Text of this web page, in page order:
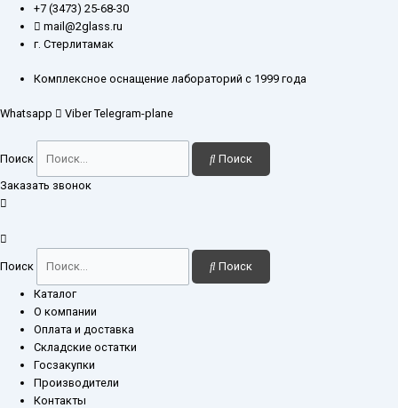
Перейти
содержимому
+7 (3473) 25-68-30
mail@2glass.ru
г. Стерлитамак
Комплексное оснащение лабораторий с 1999 года
Whatsapp Viber Telegram-plane
Поиск Поиск
Заказать звонок
Поиск Поиск
Каталог
О компании
Оплата и доставка
Складские остатки
Госзакупки
Производители
Контакты
Количество
товара
Пипетка
2-
1